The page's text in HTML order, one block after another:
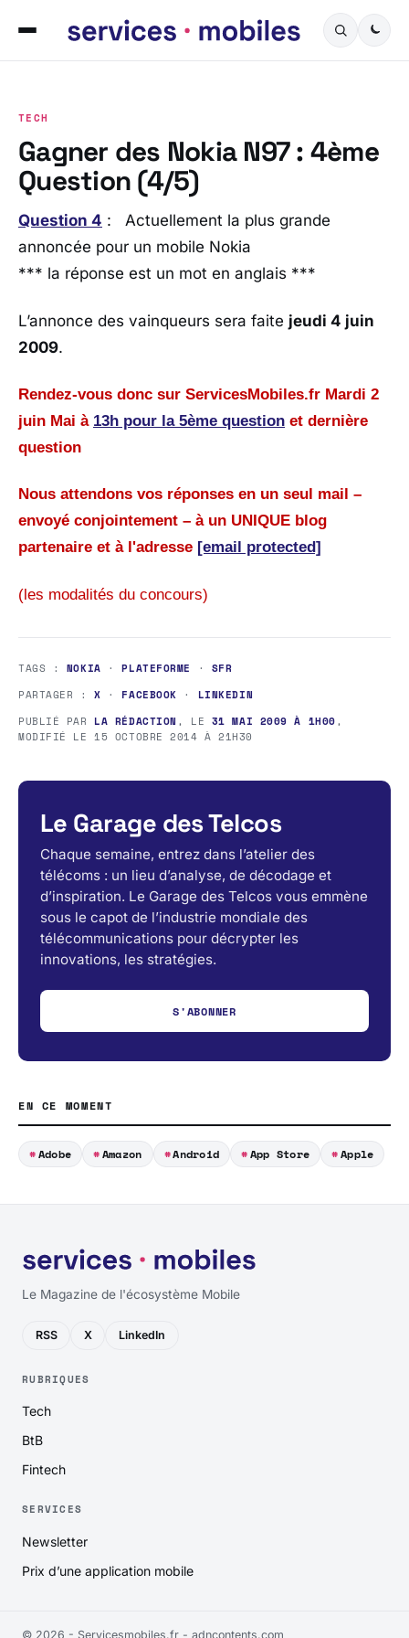
TECH
Gagner des Nokia N97 : 4ème
Question (4/5)
Question 4 : Actuellement la plus grande
annoncée pour un mobile Nokia
*** la réponse est un mot en anglais ***
L’annonce des vainqueurs sera faite jeudi 4 juin
2009.
Rendez-vous donc sur ServicesMobiles.fr Mardi 2
juin Mai à 13h pour la 5ème question et dernière
question
Nous attendons vos réponses en un seul mail –
envoyé conjointement – à un UNIQUE blog
partenaire et à l'adresse [email protected]
(les modalités du concours)
TAGS : NOKIA ·PLATEFORME · SFR
PARTAGER :X · FACEBOOK · LINKEDIN
PUBLIÉ PAR LA RÉDACTION , LE 31 MAI 2009 À 1H00,
MODIFIÉ LE15 OCTOBRE 2014 À 21H30
Le Garage des Telcos
Chaque semaine, entrez dans l’atelier des
télécoms : un lieu d’analyse, de décodage et
d’inspiration. Le Garage des Telcos vous emmène
sous le capot de l’industrie mondiale des
télécommunications pour décrypter les
innovations, les stratégies.
S'ABONNER
EN CE MOMENT
Adobe Amazon Android App Store Apple
Le Magazine de l'écosystème Mobile
RSS X LinkedIn
RUBRIQUES
Tech
BtB
Fintech
SERVICES
Newsletter
Prix d’une application mobile
© 2026 - Servicesmobiles.fr - adncontents.com